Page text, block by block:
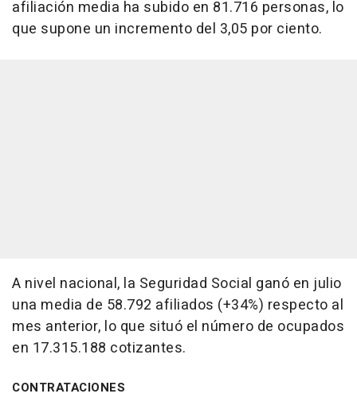
afiliación media ha subido en 81.716 personas, lo
que supone un incremento del 3,05 por ciento.
A nivel nacional, la Seguridad Social ganó en julio
una media de 58.792 afiliados (+34%) respecto al
mes anterior, lo que situó el número de ocupados
en 17.315.188 cotizantes.
CONTRATACIONES